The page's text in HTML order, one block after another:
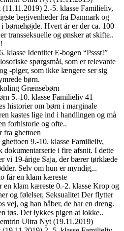
2.-5. klasse Familieliv,
begivenheder fra Danmark og
børnehøjde. Hvert år er der ca. 100
transseksuelle og ønsker at skifte..
klasse Identitet E-bogen “Pssst!”
spørgsmål, som er relevante
-piger, som ikke længere ser sig
børn.
Grænsebørn
5.-10. klasse Familieliv 41
historier om børn i marginale
kastes lige ind i handlingen og må
forhistorie og ofte..
fra ghettoen
9.-10. klasse Familieliv,
dokumentarserie i fire afsnit. I dette
vi 19-årige Saja, der bærer tørklæde
Selv om hun er myndig,..
får en klam kæreste
en klam kæreste 0.-2. klasse Krop og
og følelser, Seksualitet Der flytter
vej, og han håber, de har en dreng.
tøs. Det lykkes pigen at lokke..
Ultra Nyt (19.11.2019)